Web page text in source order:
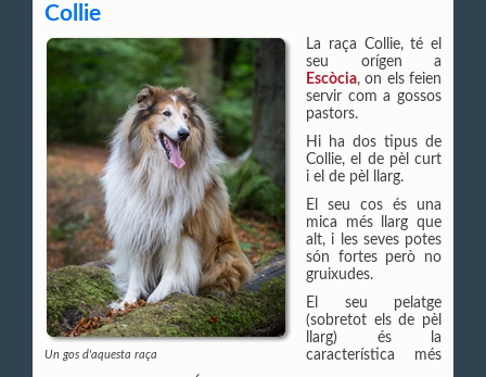
Collie
Un gos d'aquesta raça
La raça Collie, té el
seu orígen a
Escòcia, on els feien
servir com a gossos
pastors.
Hi ha dos tipus de
Collie, el de pèl curt
i el de pèl llarg.
El seu cos és una
mica més llarg que
alt, i les seves potes
són fortes però no
gruixudes.
El seu pelatge
(sobretot els de pèl
llarg) és la
característica més